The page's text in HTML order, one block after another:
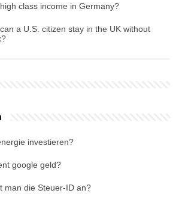
class income in Germany?
a U.S. citizen stay in the UK without
investieren?
google geld?
man die Steuer-ID an?